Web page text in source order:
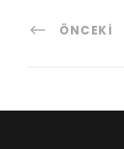
ÖNCEKI